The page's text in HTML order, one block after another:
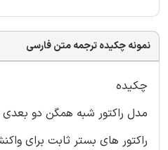
نمونه چکیده ترجمه متن فارسی
چکیده
مدل راکتور شبه همگن دو بعدی
راکتور های بستر ثابت برای